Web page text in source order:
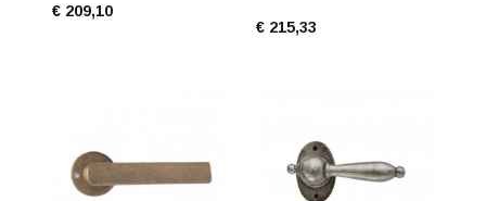
€ 209,10
€ 215,33